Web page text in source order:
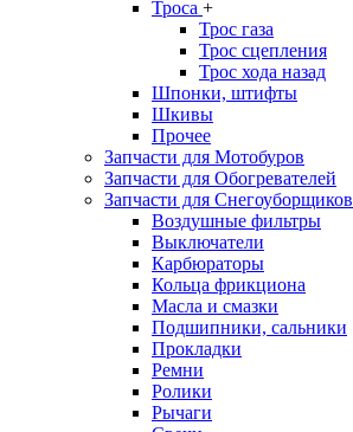
Троса +
Трос газа
Трос сцепления
Трос хода назад
Шпонки, штифты
Шкивы
Прочее
Запчасти для Мотобуров
Запчасти для Обогревателей
Запчасти для Снегоуборщиков
Воздушные фильтры
Выключатели
Карбюраторы
Кольца фрикциона
Масла и смазки
Подшипники, сальники
Прокладки
Ремни
Ролики
Рычаги